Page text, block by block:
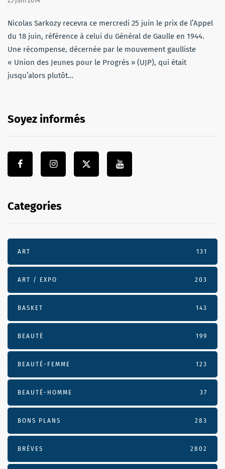
Nicolas Sarkozy recevra ce mercredi 25 juin le prix de l’Appel
du 18 juin, référence à celui du Général de Gaulle en 1944.
Une récompense, décernée par le mouvement gaulliste
« Union des Jeunes pour le Progrès » (UJP), qui était
jusqu’alors plutôt…
Soyez informés
Categories
ART 131
ART / EXPO 203
BASKET 143
BEAUTÉ 199
BEAUTÉ-FEMME 123
BEAUTÉ-HOMME 37
BONS PLANS 283
BRÈVES 2802